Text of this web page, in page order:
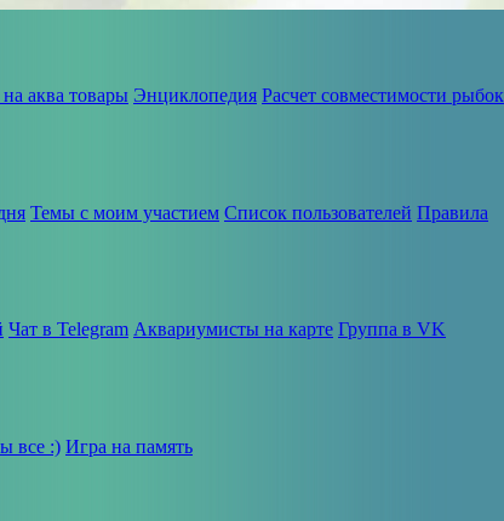
аква товары Энциклопедия Расчет совместимости рыбок
Темы с моим участием Список пользователей Правила
Чат в Telegram Аквариумисты на карте Группа в VK
все :) Игра на память